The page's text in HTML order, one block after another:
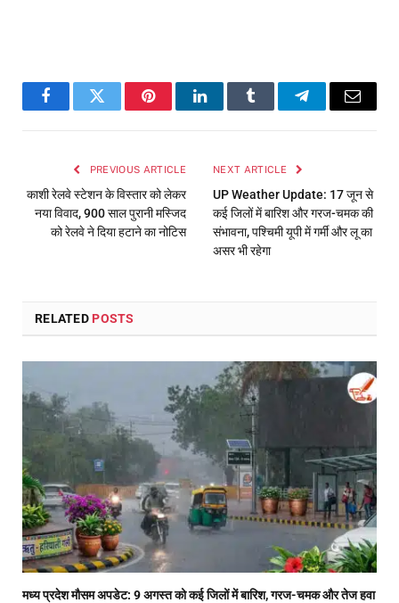
FacebookTwitter PinterestLinkedInTumblr TelegramEmail
PREVIOUS ARTICLE
काशी रेलवे स्टेशन के विस्तार को लेकर
नया विवाद, 900 साल पुरानी मस्जिद
को रेलवे ने दिया हटाने का नोटिस
NEXT ARTICLE
UP Weather Update: 17 जून से
कई जिलों में बारिश और गरज-चमक की
संभावना, पश्चिमी यूपी में गर्मी और लू का
असर भी रहेगा
RELATED POSTS
मध्य प्रदेश मौसम अपडेट: 9 अगस्त को कई जिलों में बारिश, गरज-चमक और तेज हवा